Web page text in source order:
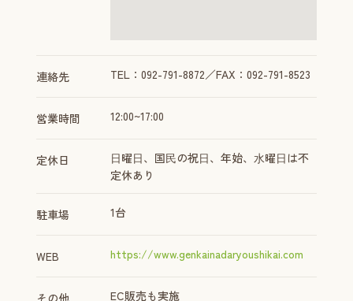
連絡先 TEL：092-791-8872／FAX：092-791-8523
営業時間 12:00~17:00
定休日
⽇曜⽇、国⺠の祝⽇、年始、⽔曜⽇は不
定休あり
駐車場 1台
WEB https://www.genkainadaryoushikai.com
その他 EC販売も実施